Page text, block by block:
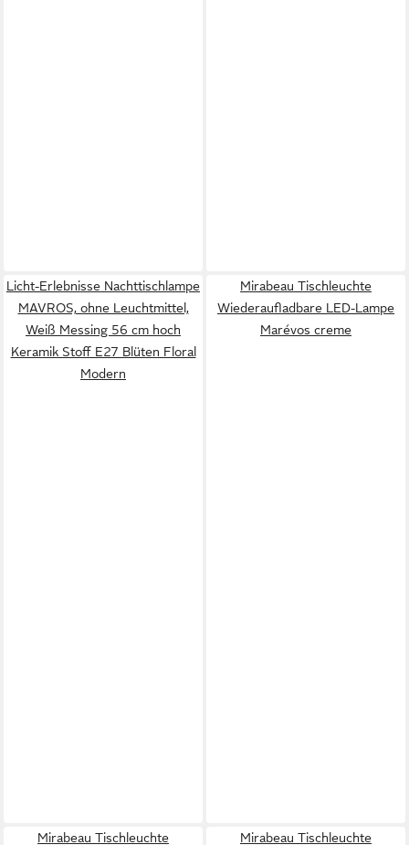
Licht-Erlebnisse Nachttischlampe
MAVROS, ohne Leuchtmittel,
Weiß Messing 56 cm hoch
Keramik Stoff E27 Blüten Floral
Modern
Mirabeau Tischleuchte
Wiederaufladbare LED-Lampe
Marévos creme
Mirabeau Tischleuchte
Mirabeau Tischleuchte